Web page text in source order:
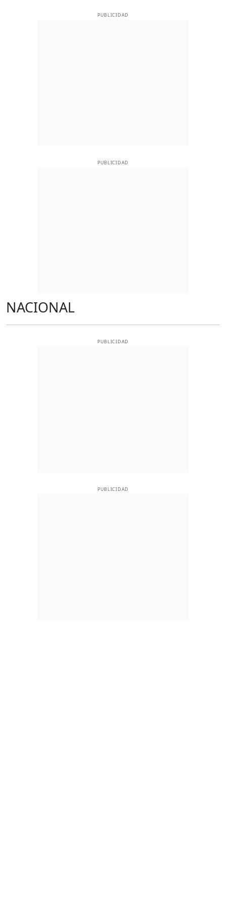
PUBLICIDAD
PUBLICIDAD
NACIONAL
PUBLICIDAD
PUBLICIDAD